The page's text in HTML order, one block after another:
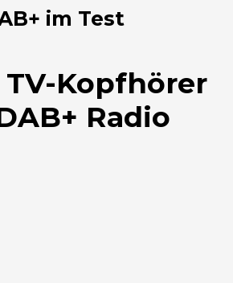
im Test
TV-Kopfhörer
Radio